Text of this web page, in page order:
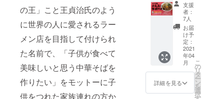
の王」こと王貞治氏のよう
に世界の人に愛されるラー
メン店を目指して付けられ
た名前で、「子供が食べて
美味しいと思う中華そばを
作りたい」をモットーに子
供をつれた家族連れの方か
ギョー
ザ提供
※1日1回
まで開
始日か
ら年間
何度で
もOK
支援
者：
7人
お届
け予
定：
2021
年04
月
詳細を見る
こ
の
リ
タ
ー
ン
を
選
択